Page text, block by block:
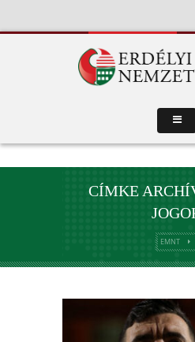
CÍMKE
EMNT